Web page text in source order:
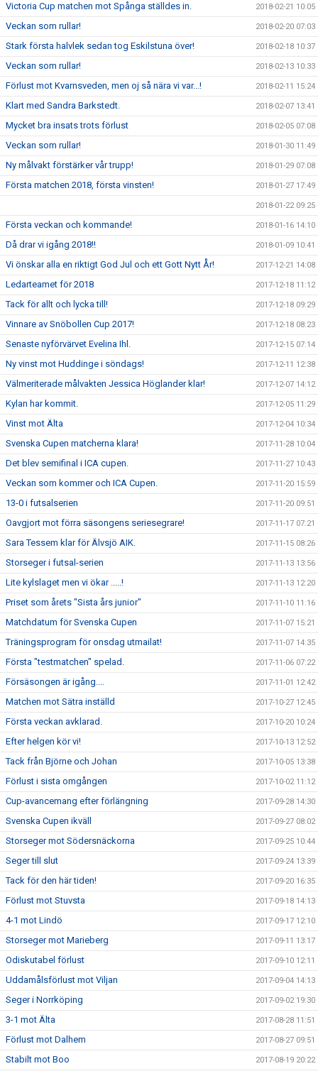
Victoria Cup matchen mot Spånga ställdes in. 2018-02-21 10:05
Veckan som rullar! 2018-02-20 07:03
Stark första halvlek sedan tog Eskilstuna över! 2018-02-18 10:37
Veckan som rullar! 2018-02-13 10:33
Förlust mot Kvarnsveden, men oj så nära vi var...! 2018-02-11 15:24
Klart med Sandra Barkstedt. 2018-02-07 13:41
Mycket bra insats trots förlust 2018-02-05 07:08
Veckan som rullar! 2018-01-30 11:49
Ny målvakt förstärker vår trupp! 2018-01-29 07:08
Första matchen 2018, första vinsten! 2018-01-27 17:49
2018-01-22 09:25
Första veckan och kommande! 2018-01-16 14:10
Då drar vi igång 2018!! 2018-01-09 10:41
Vi önskar alla en riktigt God Jul och ett Gott Nytt År! 2017-12-21 14:08
Ledarteamet för 2018 2017-12-18 11:12
Tack för allt och lycka till! 2017-12-18 09:29
Vinnare av Snöbollen Cup 2017! 2017-12-18 08:23
Senaste nyförvärvet Evelina Ihl. 2017-12-15 07:14
Ny vinst mot Huddinge i söndags! 2017-12-11 12:38
Välmeriterade målvakten Jessica Höglander klar! 2017-12-07 14:12
Kylan har kommit. 2017-12-05 11:29
Vinst mot Älta 2017-12-04 10:34
Svenska Cupen matcherna klara! 2017-11-28 10:04
Det blev semifinal i ICA cupen. 2017-11-27 10:43
Veckan som kommer och ICA Cupen. 2017-11-20 15:59
13-0 i futsalserien 2017-11-20 09:51
Oavgjort mot förra säsongens seriesegrare! 2017-11-17 07:21
Sara Tessem klar för Älvsjö AIK. 2017-11-15 08:26
Storseger i futsal-serien 2017-11-13 13:56
Lite kylslaget men vi ökar .....! 2017-11-13 12:20
Priset som årets "Sista års junior" 2017-11-10 11:16
Matchdatum för Svenska Cupen 2017-11-07 15:21
Träningsprogram för onsdag utmailat! 2017-11-07 14:35
Första "testmatchen" spelad. 2017-11-06 07:22
Försäsongen är igång.... 2017-11-01 12:42
Matchen mot Sätra inställd 2017-10-27 12:45
Första veckan avklarad. 2017-10-20 10:24
Efter helgen kör vi! 2017-10-13 12:52
Tack från Björne och Johan 2017-10-05 13:38
Förlust i sista omgången 2017-10-02 11:12
Cup-avancemang efter förlängning 2017-09-28 14:30
Svenska Cupen ikväll 2017-09-27 08:02
Storseger mot Södersnäckorna 2017-09-25 10:44
Seger till slut 2017-09-24 13:39
Tack för den här tiden! 2017-09-20 16:35
Förlust mot Stuvsta 2017-09-18 14:13
4-1 mot Lindö 2017-09-17 12:10
Storseger mot Marieberg 2017-09-11 13:17
Odiskutabel förlust 2017-09-10 12:11
Uddamålsförlust mot Viljan 2017-09-04 14:13
Seger i Norrköping 2017-09-02 19:30
3-1 mot Älta 2017-08-28 11:51
Förlust mot Dalhem 2017-08-27 09:51
Stabilt mot Boo 2017-08-19 20:22